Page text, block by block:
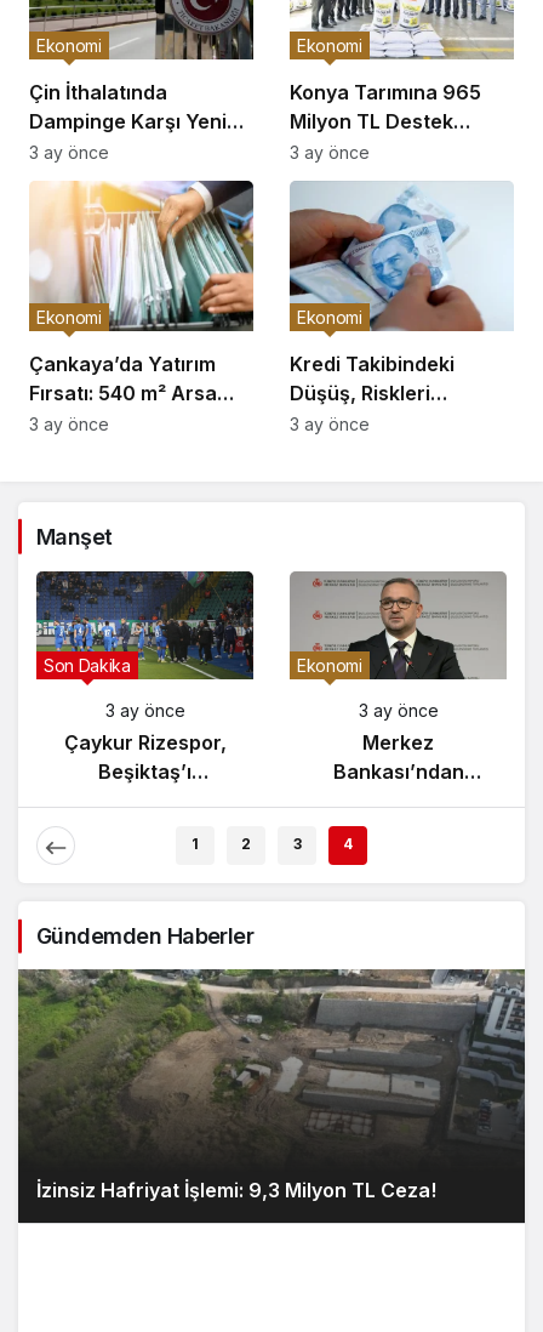
Çin İthalatında
Dampinge Karşı Yeni
Önlemler!
Ekonomi
3 ay önce
Konya Tarımına 965
Milyon TL Destek
Açıklaması
Ekonomi
3 ay önce
Çankaya’da Yatırım
Fırsatı: 540 m² Arsa
Satışı
Ekonomi
3 ay önce
Kredi Takibindeki
Düşüş, Riskleri
Artırıyor!
Ekonomi
3 ay önce
Manşet
Son Dakika
3 ay önce
Çaykur Rizespor,
Beşiktaş’ı
Ağırlıyor!
Ekonomi
3 ay önce
Merkez
Bankası’ndan
Enflasyon Raporu
Açıklaması
1 2 3 4
Gündemden Haberler
İzinsiz Hafriyat İşlemi: 9,3 Milyon TL Ceza!